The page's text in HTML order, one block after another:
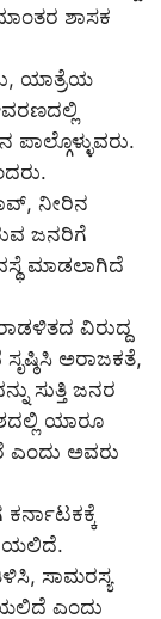
ಶಾಸಕ
ಯಾತ್ರೆಯ
ನೀರಿನ
ಜನರಿಗೆ
ಮಾಡಲಾಗಿದೆ
ವಿರುದ್ದ
ಅರಾಜಕತೆ,
ಸುತ್ತಿ ಜನರ
ಯಾರೂ
ಎಂದು ಅವರು
ಸಾಮರಸ್ಯ
ಎಂದು